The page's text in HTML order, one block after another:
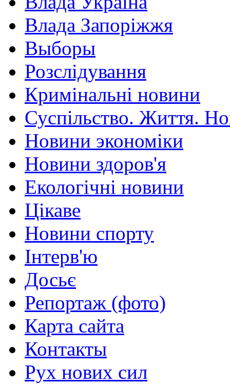
Влада Запоріжжя
Выборы
Розслідування
Кримінальні новини
Суспільство. Життя.
Новини экономіки
Новини здоров'я
Екологічні новини
Цікаве
Новини спорту
Інтерв'ю
Досьє
Репортаж (фото)
Карта сайта
Контакты
Рух нових сил